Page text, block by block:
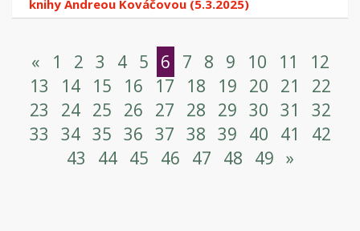
knihy Andreou Kováčovou (5.3.2025)
« 1 2 3 4 5 6 7 8 9 10 11
12
13
14 15 16 17 18 19 20 21
22
23
24 25 26 27 28 29 30 31
32
33
34 35 36 37 38 39 40 41
42
43
44 45 46 47 48 49 »